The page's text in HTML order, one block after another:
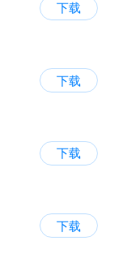
下载
下载
下载
下载